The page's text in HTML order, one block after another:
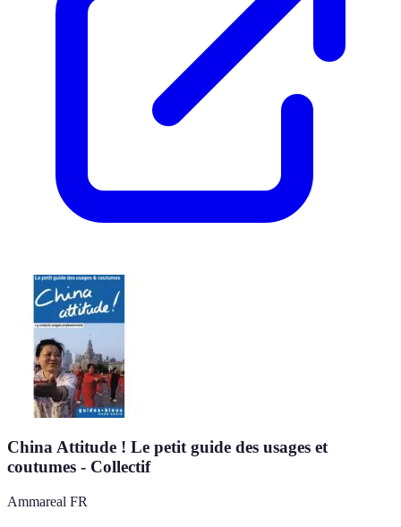
China Attitude ! Le petit guide des usages et
coutumes - Collectif
Ammareal FR